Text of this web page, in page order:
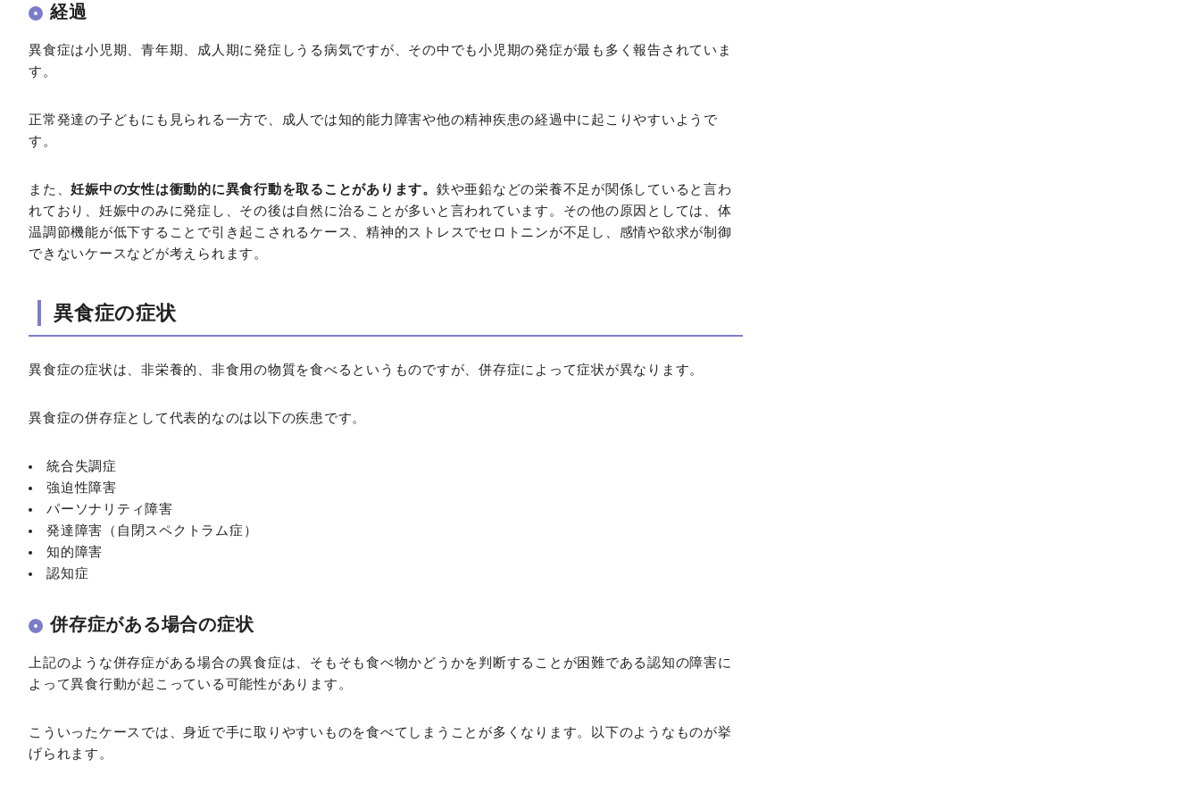
経過
異食症は小児期、青年期、成人期に発症しうる病気ですが、その中でも小児期の発症が最も多く報告されていま
す。
正常発達の子どもにも見られる一方で、成人では知的能力障害や他の精神疾患の経過中に起こりやすいようで
す。
また、妊娠中の女性は衝動的に異食行動を取ることがあります。 鉄や亜鉛などの栄養不足が関係していると言わ
れており、妊娠中のみに発症し、その後は自然に治ることが多いと言われています。その他の原因としては、体
温調節機能が低下することで引き起こされるケース、精神的ストレスでセロトニンが不足し、感情や欲求が制御
できないケースなどが考えられます。
異食症の症状
異食症の症状は、非栄養的、非食用の物質を食べるというものですが、併存症によって症状が異なります。
異食症の併存症として代表的なのは以下の疾患です。
統合失調症
強迫性障害
パーソナリティ障害
発達障害（自閉スペクトラム症）
知的障害
認知症
併存症がある場合の症状
上記のような併存症がある場合の異食症は、そもそも食べ物かどうかを判断することが困難である認知の障害に
よって異食行動が起こっている可能性があります。
こういったケースでは、身近で手に取りやすいものを食べてしまうことが多くなります。以下のようなものが挙
げられます。